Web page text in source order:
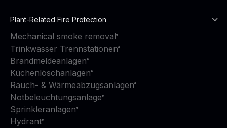
Plant-Related Fire Protection
Mechanical smoke removal
Trinkwasser Trennstationen
Brandmeldeanlagen
Küchenlöschanlagen
Rauch- & Wärmeabzugsanlagen
Notbeleuchtungsanlage
Sprinkleranlagen
Hydrant